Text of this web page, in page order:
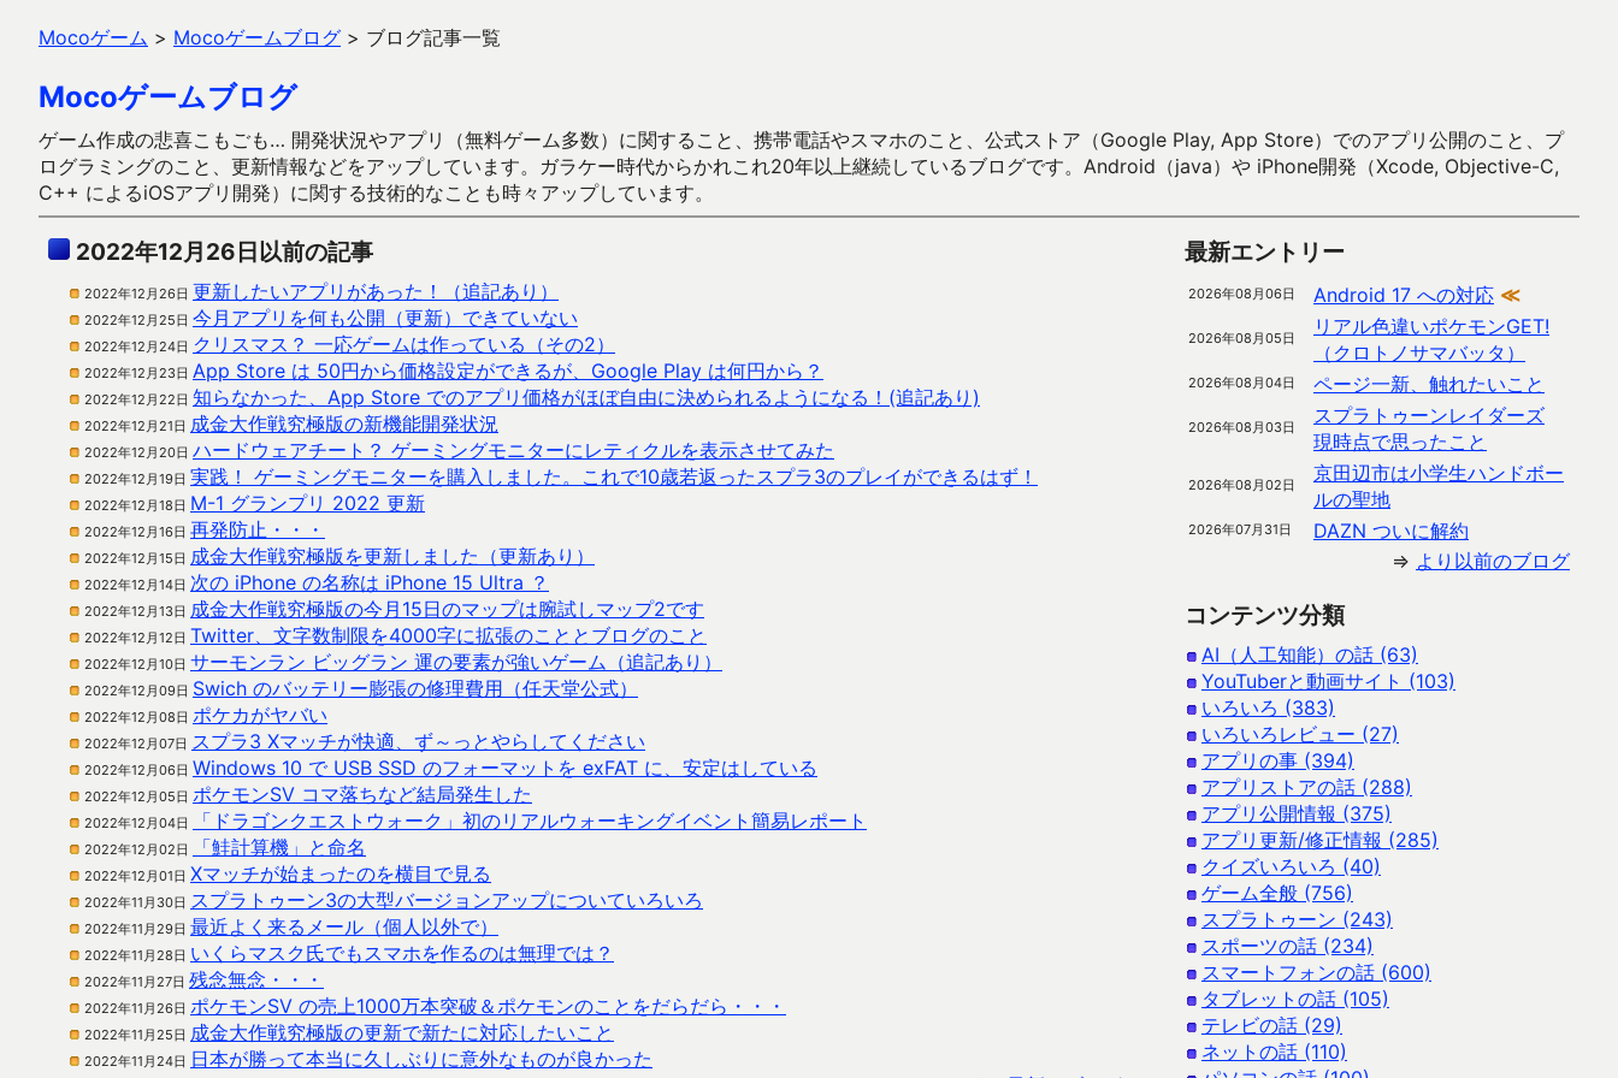
Mocoゲーム > Mocoゲームブログ > ブログ記事一覧
Mocoゲームブログ
ゲーム作成の悲喜こもごも… 開発状況やアプリ（無料ゲーム多数）に関すること、携帯電話やスマホのこと、公式ストア（Google Play, App Store）でのアプリ公開のこと、プ
ログラミングのこと、更新情報などをアップしています。ガラケー時代からかれこれ20年以上継続しているブログです。Android（java）や iPhone開発（Xcode, Objective-C,
C++ によるiOSアプリ開発）に関する技術的なことも時々アップしています。
2022年12月26日以前の記事
2022年12月26日 更新したいアプリがあった！（追記あり）
2022年12月25日 今月アプリを何も公開（更新）できていない
2022年12月24日 クリスマス？ 一応ゲームは作っている（その2）
2022年12月23日 App Store は 50円から価格設定ができるが、Google Play は何円から？
2022年12月22日 知らなかった、App Store でのアプリ価格がほぼ自由に決められるようになる！(追記あり)
2022年12月21日 成金大作戦究極版の新機能開発状況
2022年12月20日 ハードウェアチート？ ゲーミングモニターにレティクルを表示させてみた
2022年12月19日 実践！ ゲーミングモニターを購入しました。これで10歳若返ったスプラ3のプレイができるはず！
2022年12月18日 M-1 グランプリ 2022 更新
2022年12月16日 再発防止・・・
2022年12月15日 成金大作戦究極版を更新しました（更新あり）
2022年12月14日 次の iPhone の名称は iPhone 15 Ultra ？
2022年12月13日 成金大作戦究極版の今月15日のマップは腕試しマップ2です
2022年12月12日 Twitter、文字数制限を4000字に拡張のこととブログのこと
2022年12月10日 サーモンラン ビッグラン 運の要素が強いゲーム（追記あり）
2022年12月09日 Swich のバッテリー膨張の修理費用（任天堂公式）
2022年12月08日 ポケカがヤバい
2022年12月07日 スプラ3 Xマッチが快適、ず～っとやらしてください
2022年12月06日 Windows 10 で USB SSD のフォーマットを exFAT に、安定はしている
2022年12月05日 ポケモンSV コマ落ちなど結局発生した
2022年12月04日 「ドラゴンクエストウォーク」初のリアルウォーキングイベント簡易レポート
2022年12月02日 「鮭計算機」と命名
2022年12月01日 Xマッチが始まったのを横目で見る
2022年11月30日 スプラトゥーン3の大型バージョンアップについていろいろ
2022年11月29日 最近よく来るメール（個人以外で）
2022年11月28日 いくらマスク氏でもスマホを作るのは無理では？
2022年11月27日 残念無念・・・
2022年11月26日 ポケモンSV の売上1000万本突破＆ポケモンのことをだらだら・・・
2022年11月25日 成金大作戦究極版の更新で新たに対応したいこと
2022年11月24日 日本が勝って本当に久しぶりに意外なものが良かった
最新エントリー
2026年08月06日 Android 17 への対応 ≪
2026年08月05日
リアル色違いポケモンGET!
（クロトノサマバッタ）
2026年08月04日 ページ一新、触れたいこと
2026年08月03日
スプラトゥーンレイダーズ
現時点で思ったこと
2026年08月02日
京田辺市は小学生ハンドボー
ルの聖地
2026年07月31日
DAZN ついに解約
⇒ より以前のブログ
コンテンツ分類
AI（人工知能）の話 (63)
YouTuberと動画サイト (103)
いろいろ (383)
いろいろレビュー (27)
アプリの事 (394)
アプリストアの話 (288)
アプリ公開情報 (375)
アプリ更新/修正情報 (285)
クイズいろいろ (40)
ゲーム全般 (756)
スプラトゥーン (243)
スポーツの話 (234)
スマートフォンの話 (600)
タブレットの話 (105)
テレビの話 (29)
ネットの話 (110)